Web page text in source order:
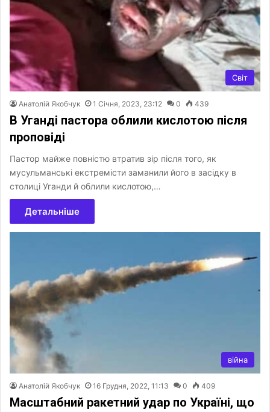
Світ
Анатолій Якобчук 1 Січня, 2023, 23:12 0 439
В Уганді пастора облили кислотою після
проповіді
Пастор майже повністю втратив зір після того, як
мусульманські екстремісти заманили його в засідку в
столиці Уганди й облили кислотою,…
Детальніше
війна
Анатолій Якобчук 16 Грудня, 2022, 11:13 0 409
Масштабний ракетний удар по Україні, що